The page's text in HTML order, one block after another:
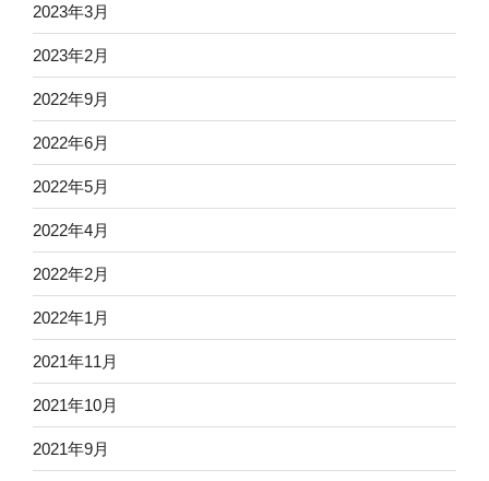
2023年3月
2023年2月
2022年9月
2022年6月
2022年5月
2022年4月
2022年2月
2022年1月
2021年11月
2021年10月
2021年9月